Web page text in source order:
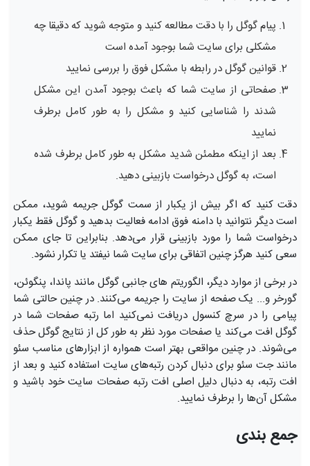
پیام گوگل را با دقت مطالعه کنید و متوجه شوید که دقیقا چه
مشکلی برای سایت شما بوجود آمده است
قوانین گوگل در رابطه با مشکل فوق را بررسی نمایید
صفحاتی از سایت شما که باعث بوجود آمدن این مشکل
شدند را شناسایی کنید و مشکل را به طور کامل برطرف
نمایید
بعد از اینکه مطمئن شدید مشکل به طور کامل برطرف شده
است، به گوگل درخواست بازبینی دهید.
دقت کنید که اگر بیش از یکبار از سمت گوگل جریمه شوید، ممکن
است دیگر نتوانید با دامنه فوق ادامه فعالیت بدهید و گوگل فقط یکبار
درخواست شما را مورد بازبینی قرار می‌دهد. بنابراین تا جای ممکن
سعی کنید هرگز چنین اتفاقی برای سایت شما نیفتد یا تکرار نشود.
در برخی از موارد دیگر، الگوریتم های جانبی گوگل مانند پاندا، پنگوئن،
گورخر و... یک صفحه از سایت را جریمه می‌کنند. در چنین حالتی شما
پیامی را در سرچ کنسول دریافت نمی‌کنید اما رتبه صفحات شما در
گوگل افت می‌کند یا صفحات مورد نظر به طور کل از نتایج گوگل حذف
می‌شوند. در چنین مواقعی بهتر است همواره از ابزارهای مناسب سئو
مانند جت سئو برای دنبال کردن رتبه‌های سایت استفاده کنید و بعد از
افت رتبه، به دنبال دلیل اصلی افت رتبه صفحات سایت خود باشید و
مشکل آن‌ها را برطرف نمایید.
جمع بندی